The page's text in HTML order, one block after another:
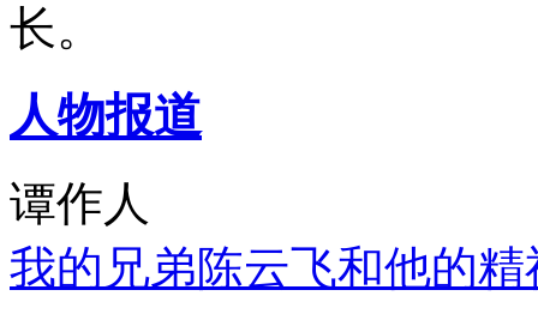
长。
人物报道
谭作人
我的兄弟陈云飞和他的